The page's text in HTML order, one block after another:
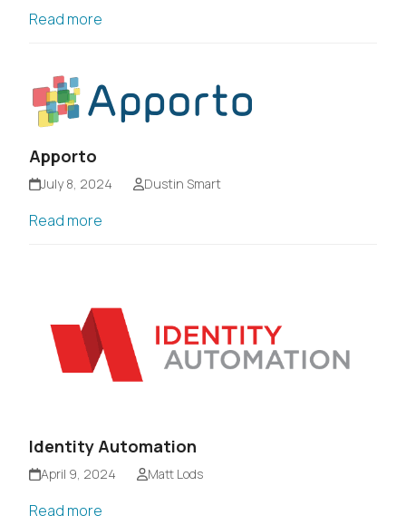
Read more
Apporto
July 8, 2024 Dustin Smart
Read more
Identity Automation
April 9, 2024 Matt Lods
Read more